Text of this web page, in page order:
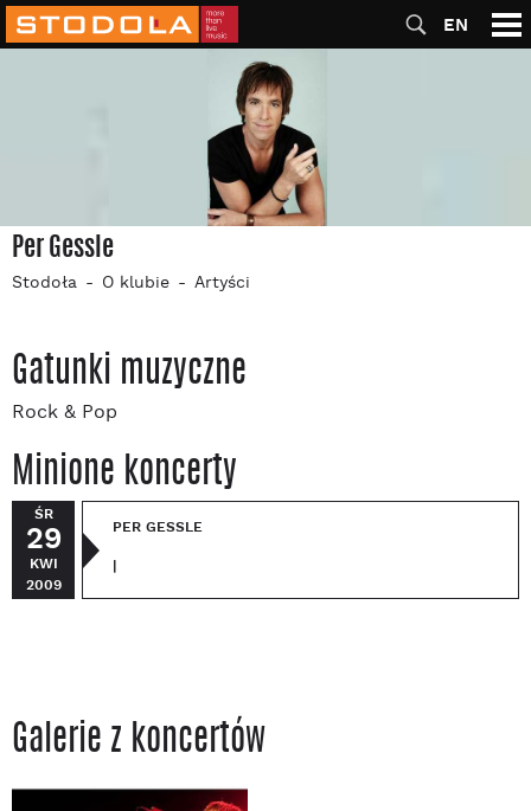
EN
Per Gessle
Stodoła O klubie Artyści
Gatunki muzyczne
Rock & Pop
Minione koncerty
ŚR
29
KWI
2009
PER GESSLE
Galerie z koncertów